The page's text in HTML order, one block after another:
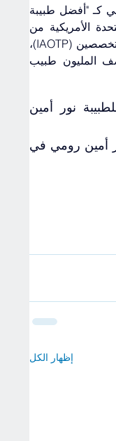
إظهار الكل